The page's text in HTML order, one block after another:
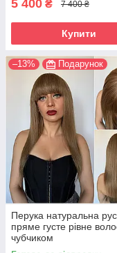
5 400 ₴ 7 400 ₴
Купити
–13% Подарунок
Перука натуральна
пряме густе рівне
чубчиком